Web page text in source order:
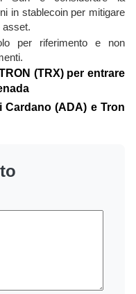
in stablecoin per mitigare
asset.
per riferimento e non
(TRX) per entrare
(ADA) e Tron